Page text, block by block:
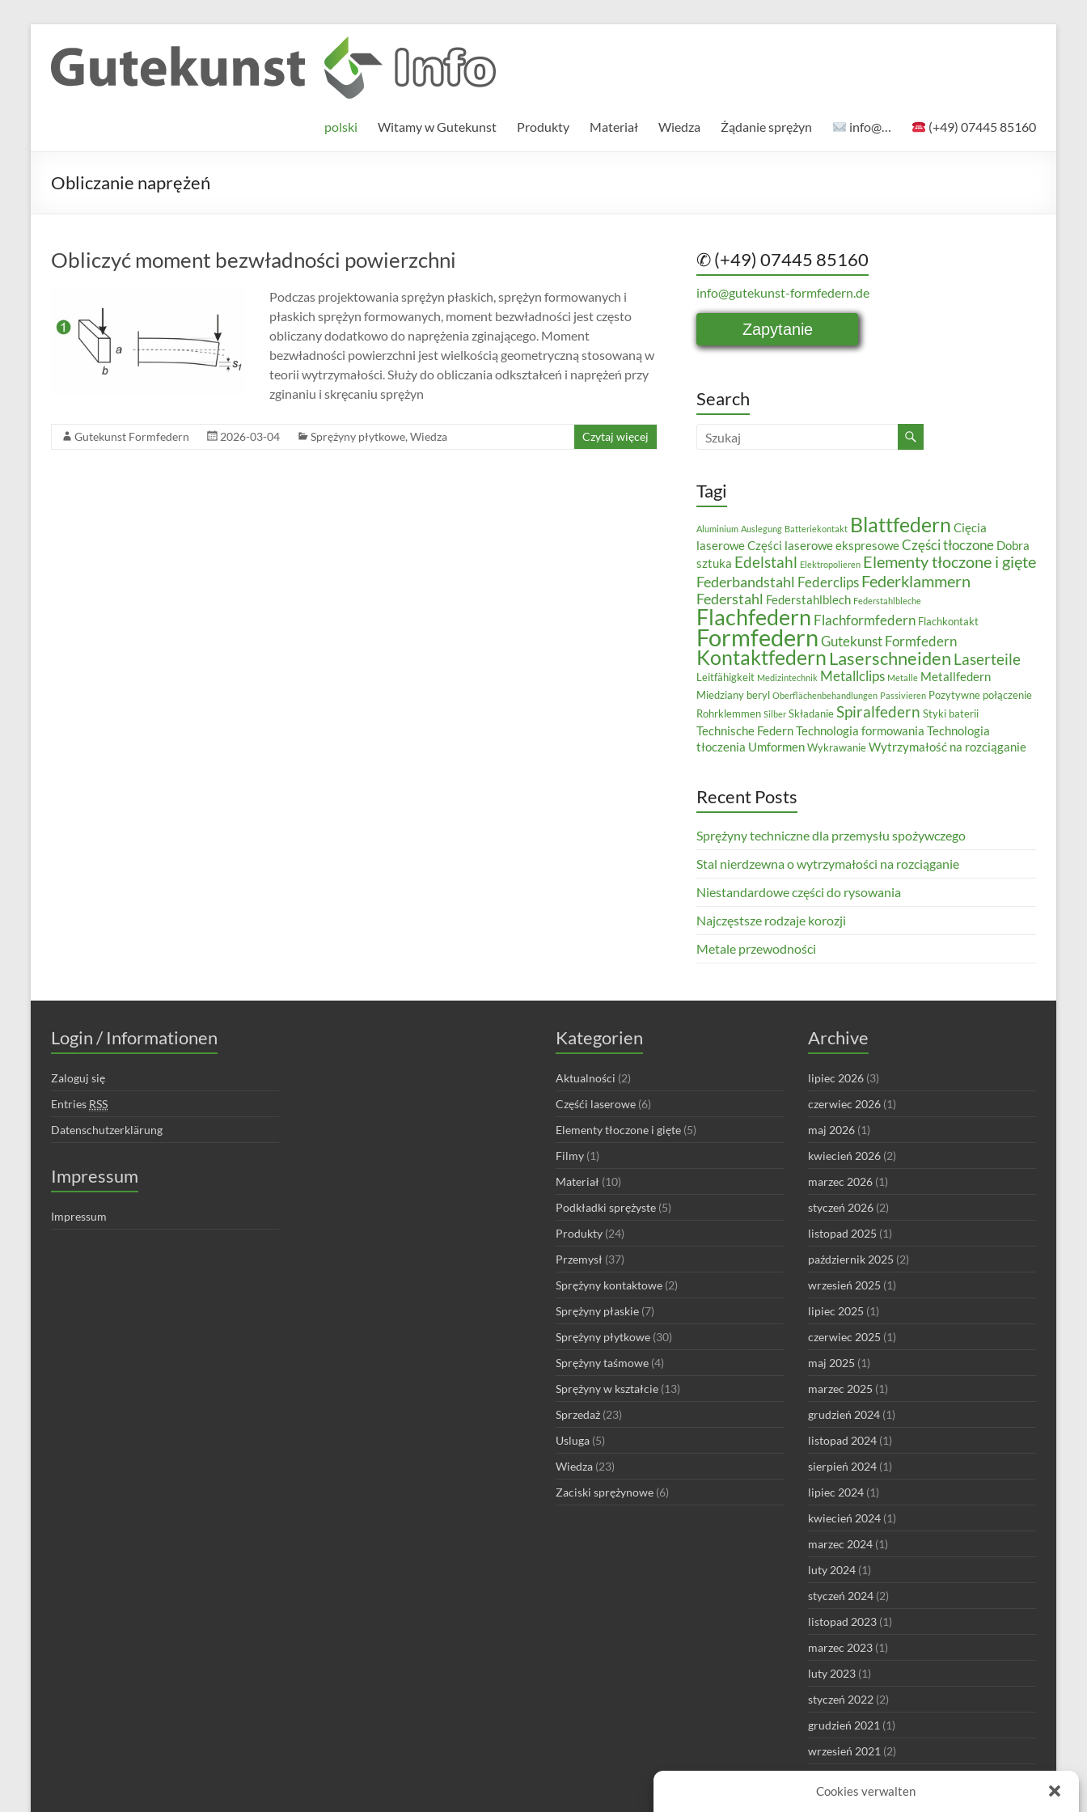
Cookies verwalten
content
Gutekunst
Formfedern
Informationen
und
Wissenswertes
polski Witamy w Gutekunst Produkty Materiał Wiedza Żądanie sprężyn info@… (+49) 07445 85160
Obliczanie naprężeń
Obliczyć moment bezwładności powierzchni
Podczas projektowania sprężyn płaskich, sprężyn formowanych i
płaskich sprężyn formowanych, moment bezwładności jest często
obliczany dodatkowo do naprężenia zginającego. Moment
bezwładności powierzchni jest wielkością geometryczną stosowaną w
teorii wytrzymałości. Służy do obliczania odkształceń i naprężeń przy
zginaniu i skręcaniu sprężyn
Gutekunst Formfedern 2026-03-04 Sprężyny płytkowe, Wiedza Czytaj więcej
✆ (+49) 07445 85160
info@gutekunst-formfedern.de
Zapytanie
Search
Tagi
Aluminium Auslegung Batteriekontakt Blattfedern Cięcia
laseroweCzęści laserowe ekspresoweCzęści tłoczone Dobra
sztuka Edelstahl Elektropolieren Elementy tłoczone i gięte
Federbandstahl FederclipsFederklammern
Federstahl Federstahlblech Federstahlbleche
Flachfedern Flachformfedern Flachkontakt
FormfedernGutekunst Formfedern
Kontaktfedern Laserschneiden Laserteile
Leitfähigkeit Medizintechnik Metallclips Metalle Metallfedern
Miedziany beryl Oberflächenbehandlungen Passivieren Pozytywne połączenie
Rohrklemmen Silber SkładanieSpiralfedern Styki baterii
Technische FedernTechnologia formowania Technologia
tłoczenia UmformenWykrawanieWytrzymałość na rozciąganie
Recent Posts
Sprężyny techniczne dla przemysłu spożywczego
Stal nierdzewna o wytrzymałości na rozciąganie
Niestandardowe części do rysowania
Najczęstsze rodzaje korozji
Metale przewodności
Login / Informationen
Zaloguj się
Entries RSS
Datenschutzerklärung
Impressum
Impressum
Kategorien
Aktualności (2)
Częśći laserowe (6)
Elementy tłoczone i gięte (5)
Filmy (1)
Materiał (10)
Podkładki sprężyste (5)
Produkty (24)
Przemysł (37)
Sprężyny kontaktowe (2)
Sprężyny płaskie (7)
Sprężyny płytkowe (30)
Sprężyny taśmowe (4)
Sprężyny w kształcie (13)
Sprzedaż (23)
Usluga (5)
Wiedza (23)
Zaciski sprężynowe (6)
Archive
lipiec 2026 (3)
czerwiec 2026 (1)
maj 2026 (1)
kwiecień 2026 (2)
marzec 2026 (1)
styczeń 2026 (2)
listopad 2025 (1)
październik 2025 (2)
wrzesień 2025 (1)
lipiec 2025 (1)
czerwiec 2025 (1)
maj 2025 (1)
marzec 2025 (1)
grudzień 2024 (1)
listopad 2024 (1)
sierpień 2024 (1)
lipiec 2024 (1)
kwiecień 2024 (1)
marzec 2024 (1)
luty 2024 (1)
styczeń 2024 (2)
listopad 2023 (1)
marzec 2023 (1)
luty 2023 (1)
styczeń 2022 (2)
grudzień 2021 (1)
wrzesień 2021 (2)